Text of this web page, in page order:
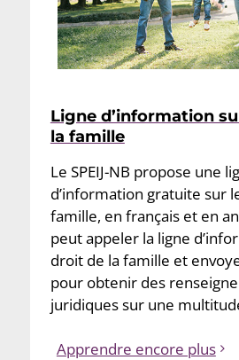
Ligne d’information
la famille
Le SPEIJ-NB propose une
d’information gratuite sur
famille, en français et en
peut appeler la ligne
droit de la famille et
pour obtenir des
juridiques sur une
Apprendre encore plus